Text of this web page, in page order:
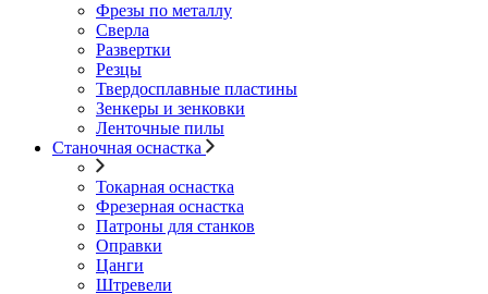
Фрезы по металлу
Сверла
Развертки
Резцы
Твердосплавные пластины
Зенкеры и зенковки
Ленточные пилы
Станочная оснастка
Токарная оснастка
Фрезерная оснастка
Патроны для станков
Оправки
Цанги
Штревели